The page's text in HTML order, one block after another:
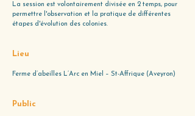
La session est volontairement divisée en 2 temps, pour
permettre l'observation et la pratique de différentes
étapes d'évolution des colonies.
Lieu
Ferme d’abeilles L’Arc en Miel – St-Affrique (Aveyron)
Public